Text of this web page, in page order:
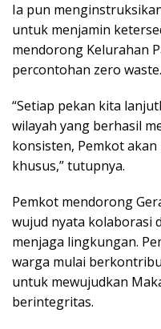
Ia pun
untuk menjamin
mendorong Kelurahan
percontohan zero waste.
“Setiap pekan kita
wilayah yang berhasil
konsisten, Pemkot
khusus,” tutupnya.
Pemkot mendorong
wujud nyata kolaborasi
menjaga lingkungan.
warga mulai
untuk mewujudkan
berintegritas.